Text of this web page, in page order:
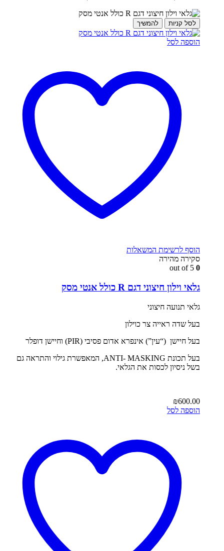
לסל קניות להמשיך
הוספה לסל
הוסף לרשימת המשאלות
סקירה מהירה
0
גלאי וילון חיצוני דגם R כולל אנטי מסק
גלאי תנועה חיצוני
בעל שדה ראייה צר כוילון
בעל חיישן (“עין”) אינפרא אדום פסיבי (PIR) וחיישן דופלר
בעל תכונת ANTI- MASKING, המאפשרת גילוי והתראה גם
בשל ניסיון לכסות את הגלאי.
₪600.00
הוספה לסל